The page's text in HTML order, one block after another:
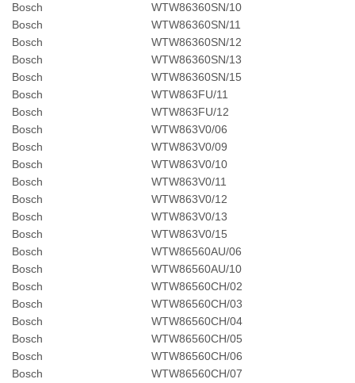
Bosch
WTW86360SN/10
Bosch
WTW86360SN/11
Bosch
WTW86360SN/12
Bosch
WTW86360SN/13
Bosch
WTW86360SN/15
Bosch
WTW863FU/11
Bosch
WTW863FU/12
Bosch
WTW863V0/06
Bosch
WTW863V0/09
Bosch
WTW863V0/10
Bosch
WTW863V0/11
Bosch
WTW863V0/12
Bosch
WTW863V0/13
Bosch
WTW863V0/15
Bosch
WTW86560AU/06
Bosch
WTW86560AU/10
Bosch
WTW86560CH/02
Bosch
WTW86560CH/03
Bosch
WTW86560CH/04
Bosch
WTW86560CH/05
Bosch
WTW86560CH/06
Bosch
WTW86560CH/07